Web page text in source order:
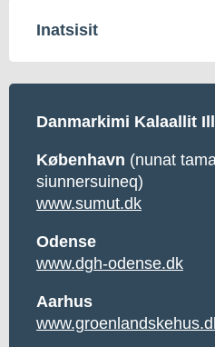
Inatsisit
Danmarkimi Kalaallit
København (nunat
siunnersuineq)
www.sumut.dk
Odense
www.dgh-odense.dk
Aarhus